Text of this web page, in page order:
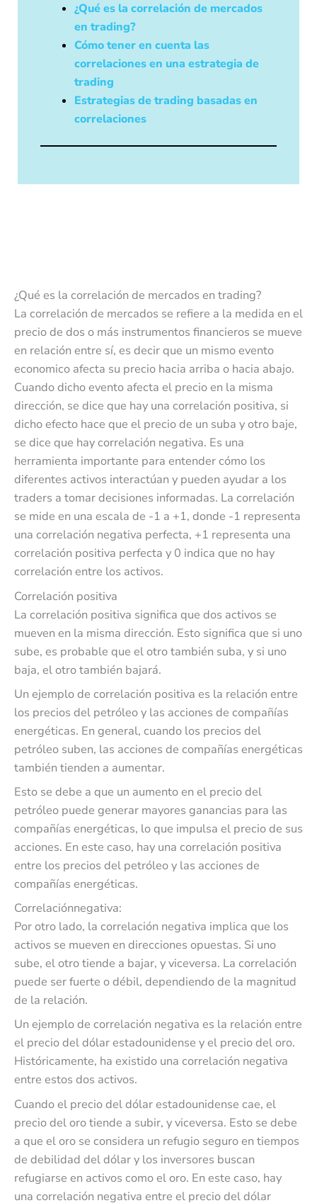
¿Qué es la correlación de mercados
en trading?
Cómo tener en cuenta las
correlaciones en una estrategia de
trading
Estrategias de trading basadas en
correlaciones
¿Qué es la correlación de mercados en trading?
La correlación de mercados se refiere a la medida en el
precio de dos o más instrumentos financieros se mueve
en relación entre sí, es decir que un mismo evento
economico afecta su precio hacia arriba o hacia abajo.
Cuando dicho evento afecta el precio en la misma
dirección, se dice que hay una correlación positiva, si
dicho efecto hace que el precio de un suba y otro baje,
se dice que hay correlación negativa. Es una
herramienta importante para entender cómo los
diferentes activos interactúan y pueden ayudar a los
traders a tomar decisiones informadas. La correlación
se mide en una escala de -1 a +1, donde -1 representa
una correlación negativa perfecta, +1 representa una
correlación positiva perfecta y 0 indica que no hay
correlación entre los activos.
Correlación positiva
La correlación positiva significa que dos activos se
mueven en la misma dirección. Esto significa que si uno
sube, es probable que el otro también suba, y si uno
baja, el otro también bajará.
Un ejemplo de correlación positiva es la relación entre
los precios del petróleo y las acciones de compañías
energéticas. En general, cuando los precios del
petróleo suben, las acciones de compañías energéticas
también tienden a aumentar.
Esto se debe a que un aumento en el precio del
petróleo puede generar mayores ganancias para las
compañías energéticas, lo que impulsa el precio de sus
acciones. En este caso, hay una correlación positiva
entre los precios del petróleo y las acciones de
compañías energéticas.
Correlaciónnegativa:
Por otro lado, la correlación negativa implica que los
activos se mueven en direcciones opuestas. Si uno
sube, el otro tiende a bajar, y viceversa. La correlación
puede ser fuerte o débil, dependiendo de la magnitud
de la relación.
Un ejemplo de correlación negativa es la relación entre
el precio del dólar estadounidense y el precio del oro.
Históricamente, ha existido una correlación negativa
entre estos dos activos.
Cuando el precio del dólar estadounidense cae, el
precio del oro tiende a subir, y viceversa. Esto se debe
a que el oro se considera un refugio seguro en tiempos
de debilidad del dólar y los inversores buscan
refugiarse en activos como el oro. En este caso, hay
una correlación negativa entre el precio del dólar